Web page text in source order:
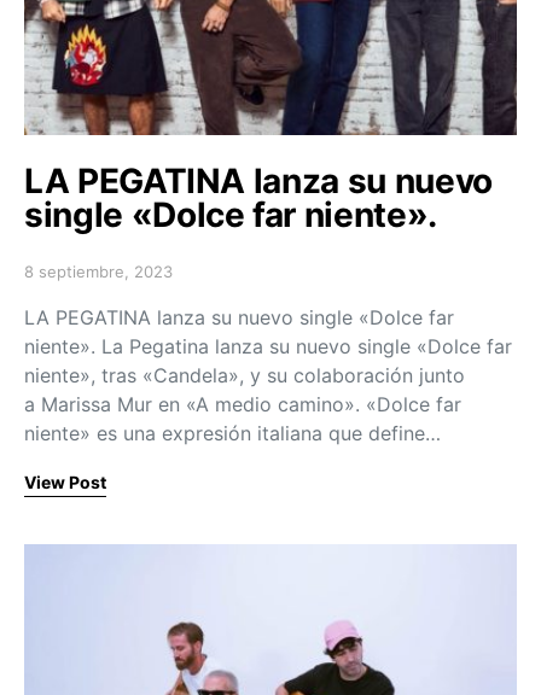
LA PEGATINA lanza su nuevo
single «Dolce far niente».
Posted on
8 septiembre, 2023
LA PEGATINA lanza su nuevo single «Dolce far
niente». La Pegatina lanza su nuevo single «Dolce far
niente», tras «Candela», y su colaboración junto
a Marissa Mur en «A medio camino». «Dolce far
niente» es una expresión italiana que define…
View Post